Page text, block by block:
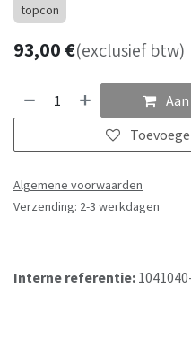
topcon
93,00€(exclusief btw)
Algemene voorwaarden
Verzending: 2-3 werkdagen
Interne referentie: